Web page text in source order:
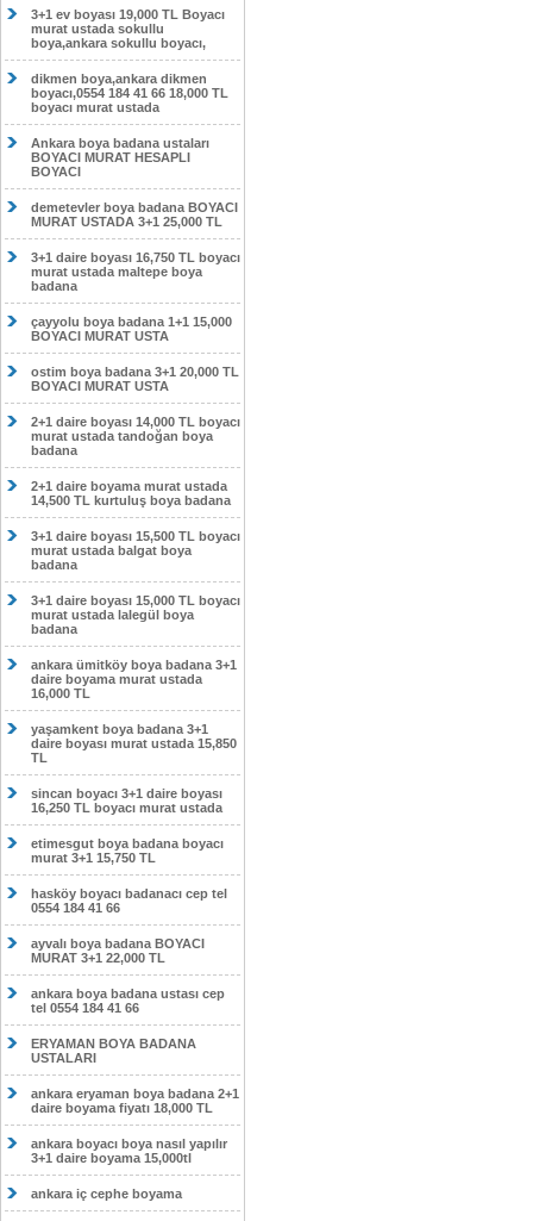
3+1 ev boyası 19,000 TL Boyacı
murat ustada sokullu
boya,ankara sokullu boyacı,
dikmen boya,ankara dikmen
boyacı,0554 184 41 66 18,000 TL
boyacı murat ustada
Ankara boya badana ustaları
BOYACI MURAT HESAPLI
BOYACI
demetevler boya badana BOYACI
MURAT USTADA 3+1 25,000 TL
3+1 daire boyası 16,750 TL boyacı
murat ustada maltepe boya
badana
çayyolu boya badana 1+1 15,000
BOYACI MURAT USTA
ostim boya badana 3+1 20,000 TL
BOYACI MURAT USTA
2+1 daire boyası 14,000 TL boyacı
murat ustada tandoğan boya
badana
2+1 daire boyama murat ustada
14,500 TL kurtuluş boya badana
3+1 daire boyası 15,500 TL boyacı
murat ustada balgat boya
badana
3+1 daire boyası 15,000 TL boyacı
murat ustada lalegül boya
badana
ankara ümitköy boya badana 3+1
daire boyama murat ustada
16,000 TL
yaşamkent boya badana 3+1
daire boyası murat ustada 15,850
TL
sincan boyacı 3+1 daire boyası
16,250 TL boyacı murat ustada
etimesgut boya badana boyacı
murat 3+1 15,750 TL
hasköy boyacı badanacı cep tel
0554 184 41 66
ayvalı boya badana BOYACI
MURAT 3+1 22,000 TL
ankara boya badana ustası cep
tel 0554 184 41 66
ERYAMAN BOYA BADANA
USTALARI
ankara eryaman boya badana 2+1
daire boyama fiyatı 18,000 TL
ankara boyacı boya nasıl yapılır
3+1 daire boyama 15,000tl
ankara iç cephe boyama